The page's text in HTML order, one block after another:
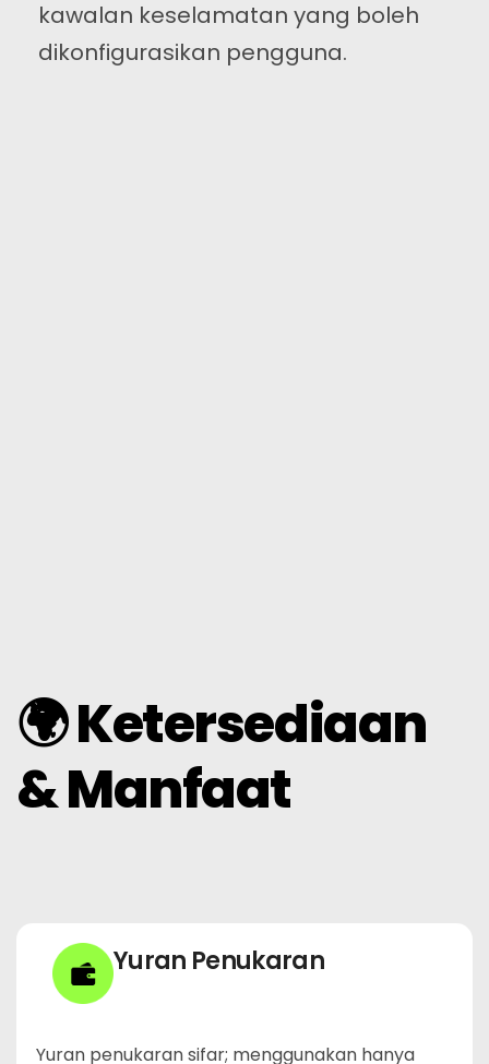
kawalan keselamatan yang boleh
dikonfigurasikan pengguna.
🌍 Ketersediaan
& Manfaat
Yuran Penukaran
Yuran penukaran sifar; menggunakan hanya